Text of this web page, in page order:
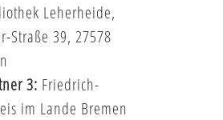
Leherheide,
Straße 39, 27578
3: Friedrich-
im Lande Bremen